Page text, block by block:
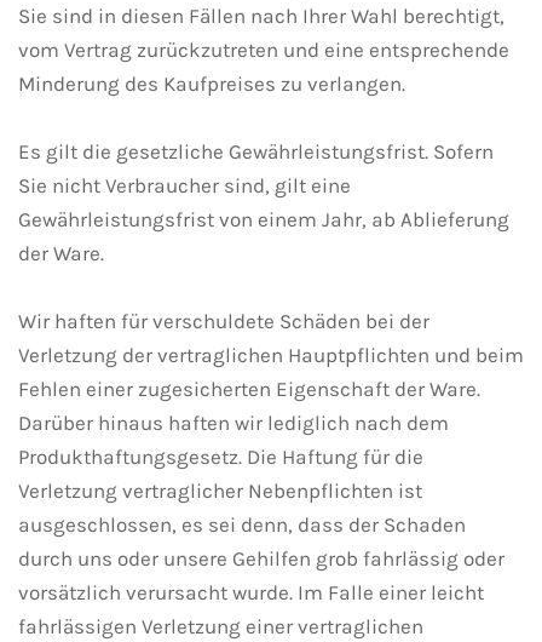
Sie sind in diesen Fällen nach Ihrer Wahl berechtigt,
vom Vertrag zurückzutreten und eine entsprechende
Minderung des Kaufpreises zu verlangen.
Es gilt die gesetzliche Gewährleistungsfrist. Sofern
Sie nicht Verbraucher sind, gilt eine
Gewährleistungsfrist von einem Jahr, ab Ablieferung
der Ware.
Wir haften für verschuldete Schäden bei der
Verletzung der vertraglichen Hauptpflichten und beim
Fehlen einer zugesicherten Eigenschaft der Ware.
Darüber hinaus haften wir lediglich nach dem
Produkthaftungsgesetz. Die Haftung für die
Verletzung vertraglicher Nebenpflichten ist
ausgeschlossen, es sei denn, dass der Schaden
durch uns oder unsere Gehilfen grob fahrlässig oder
vorsätzlich verursacht wurde. Im Falle einer leicht
fahrlässigen Verletzung einer vertraglichen